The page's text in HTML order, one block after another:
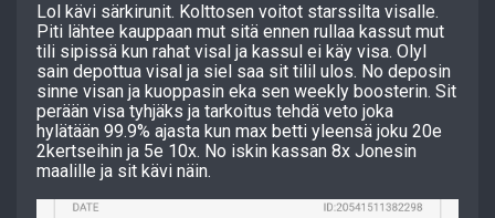
Lol kävi särkirunit. Kolttosen voitot starssilta visalle.
Piti lähtee kauppaan mut sitä ennen rullaa kassut mut
tili sipissä kun rahat visal ja kassul ei käy visa. Olyl
sain depottua visal ja siel saa sit tilil ulos. No deposin
sinne visan ja kuoppasin eka sen weekly boosterin. Sit
perään visa tyhjäks ja tarkoitus tehdä veto joka
hylätään 99.9% ajasta kun max betti yleensä joku 20e
2kertseihin ja 5e 10x. No iskin kassan 8x Jonesin
maalille ja sit kävi näin.